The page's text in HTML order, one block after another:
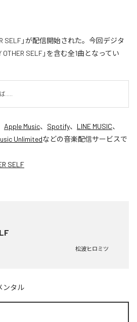
SELF」が配信開始された。今回デジタ
SELF」を含む全1曲となってい
.....
Apple Music、 Spotify、 LINE MUSIC、
Unlimitedなどの音楽配信サービスで
SELF
松波ヒロミツ
ンタル